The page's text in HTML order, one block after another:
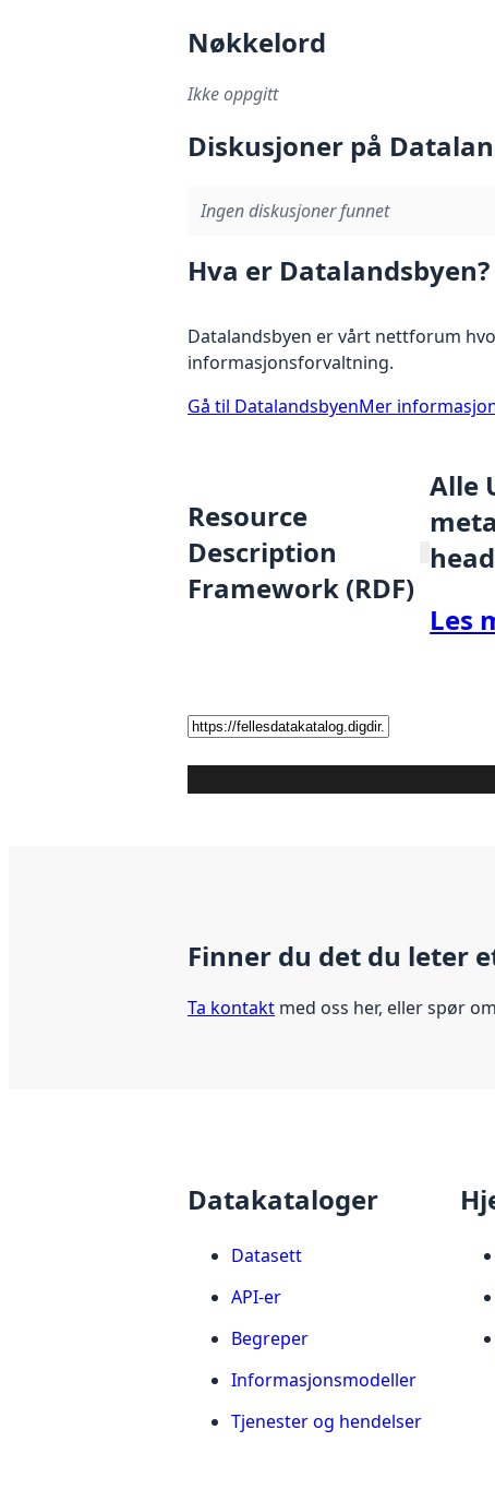
Nøkkelord
Ikke oppgitt
Diskusjoner på
Ingen diskusjoner funnet
Hva er Datalandsbyen?
Datalandsbyen er vårt nettforum
informasjonsforvaltning.
Gå til DatalandsbyenMer
Resource
Description
Framework (RDF)
Alle
Les
Finner du det du leter
Ta kontakt med oss her, eller spør
Datakataloger
Datasett
API-er
Begreper
Informasjonsmodeller
Tjenester og hendelser